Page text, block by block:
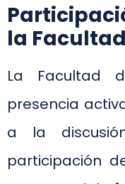
la
La Facultad
presencia
a la
participación